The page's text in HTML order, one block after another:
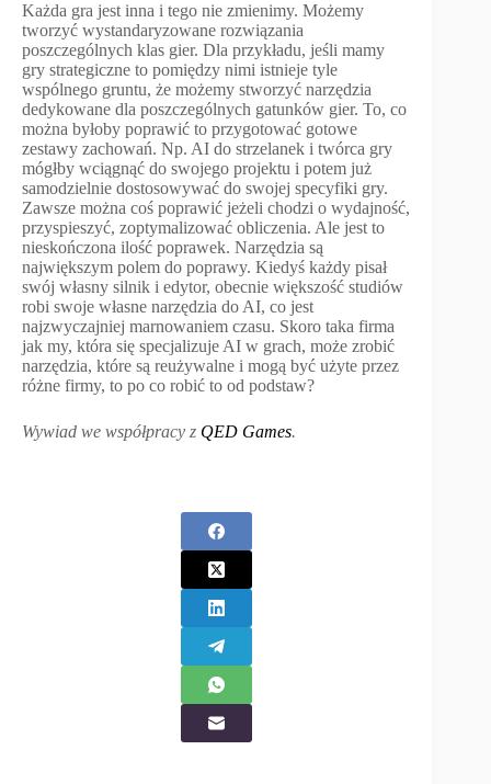
Każda gra jest inna i tego nie zmienimy. Możemy
tworzyć wystandaryzowane rozwiązania
poszczególnych klas gier. Dla przykładu, jeśli mamy
gry strategiczne to pomiędzy nimi istnieje tyle
wspólnego gruntu, że możemy stworzyć narzędzia
dedykowane dla poszczególnych gatunków gier. To, co
można byłoby poprawić to przygotować gotowe
zestawy zachowań. Np. AI do strzelanek i twórca gry
mógłby wciągnąć do swojego projektu i potem już
samodzielnie dostosowywać do swojej specyfiki gry.
Zawsze można coś poprawić jeżeli chodzi o wydajność,
przyspieszyć, zoptymalizować obliczenia. Ale jest to
nieskończona ilość poprawek. Narzędzia są
największym polem do poprawy. Kiedyś każdy pisał
swój własny silnik i edytor, obecnie większość studiów
robi swoje własne narzędzia do AI, co jest
najzwyczajniej marnowaniem czasu. Skoro taka firma
jak my, która się specjalizuje AI w grach, może zrobić
narzędzia, które są reużywalne i mogą być użyte przez
różne firmy, to po co robić to od podstaw?
Wywiad we współpracy z QED Games.